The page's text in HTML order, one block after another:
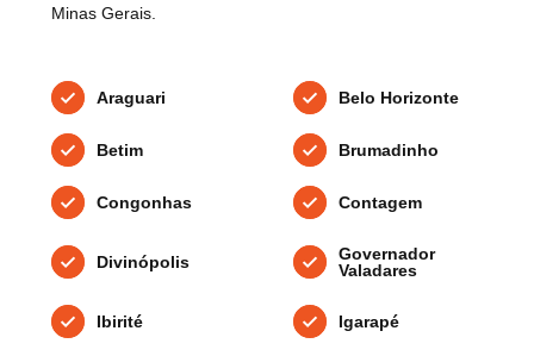
Minas Gerais.
Araguari Belo Horizonte
Betim Brumadinho
Congonhas Contagem
Divinópolis
Governador
Valadares
Ibirité Igarapé